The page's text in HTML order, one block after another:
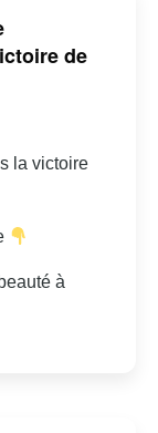
de
la victoire
à